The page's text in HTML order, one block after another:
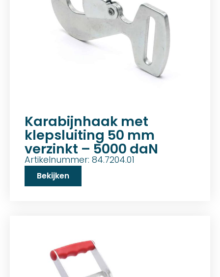
Karabijnhaak met
klepsluiting 50 mm
verzinkt – 5000 daN
Artikelnummer: 84.7204.01
Bekijken